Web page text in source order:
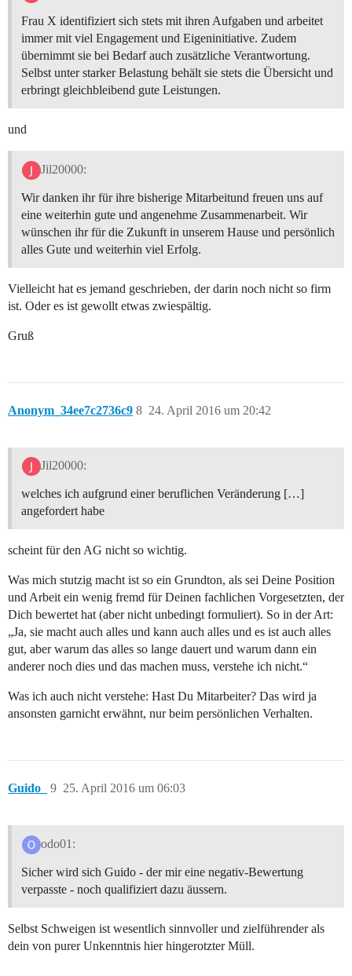
Frau X identifiziert sich stets mit ihren Aufgaben und arbeitet
immer mit viel Engagement und Eigeninitiative. Zudem
übernimmt sie bei Bedarf auch zusätzliche Verantwortung.
Selbst unter starker Belastung behält sie stets die Übersicht und
erbringt gleichbleibend gute Leistungen.
und
Jil20000:
Wir danken ihr für ihre bisherige Mitarbeitund freuen uns auf
eine weiterhin gute und angenehme Zusammenarbeit. Wir
wünschen ihr für die Zukunft in unserem Hause und persönlich
alles Gute und weiterhin viel Erfolg.
Vielleicht hat es jemand geschrieben, der darin noch nicht so firm
ist. Oder es ist gewollt etwas zwiespältig.
Gruß
Anonym_34ee7c2736c9 24. April 2016 um 20:42
8
Jil20000:
welches ich aufgrund einer beruflichen Veränderung […]
angefordert habe
scheint für den AG nicht so wichtig.
Was mich stutzig macht ist so ein Grundton, als sei Deine Position
und Arbeit ein wenig fremd für Deinen fachlichen Vorgesetzten, der
Dich bewertet hat (aber nicht unbedingt formuliert). So in der Art:
„Ja, sie macht auch alles und kann auch alles und es ist auch alles
gut, aber warum das alles so lange dauert und warum dann ein
anderer noch dies und das machen muss, verstehe ich nicht.“
Was ich auch nicht verstehe: Hast Du Mitarbeiter? Das wird ja
ansonsten garnicht erwähnt, nur beim persönlichen Verhalten.
Guido_ 25. April 2016 um 06:03
9
odo01:
Sicher wird sich Guido - der mir eine negativ-Bewertung
verpasste - noch qualifiziert dazu äussern.
Selbst Schweigen ist wesentlich sinnvoller und zielführender als
dein von purer Unkenntnis hier hingerotzter Müll.